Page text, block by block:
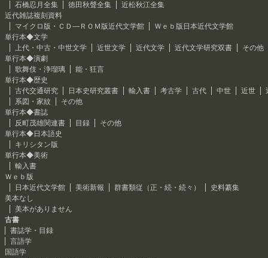
石橋忍月全集
徳田秋聲全集
近松秋江全集
近代雑誌複刻資料
マイクロ版・ＣＤ―ＲＯＭ版近代文学館
Ｗｅｂ版日本近代文学館
単行本◆文学
上代・中古・中世文学
近世文学 近代文学 近代文学研究双書
その他
単行本◆演劇
歌舞伎・浄瑠璃
能・狂言
単行本◆歴史
古代交通研究
日本史研究叢書 輸入書 考古学 古代 中世 近世
系図・家紋
その他
単行本◆書誌
反町茂雄関連書
目録
その他
単行本◆日本語史
キリシタン版
単行本◆美術
輸入書
Ｗｅｂ版
日本近代文学館
美術新報 群書類従（正・続・続々）
史料纂集
美本なし
美本がありません
古書
書誌学・目録
言語学
国語学